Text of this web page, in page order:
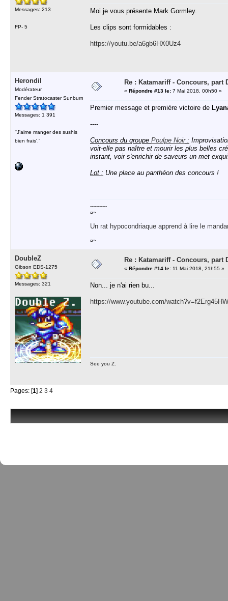
Messages: 213
FP- 5
Moi je vous présente Mark Gormley.
Les clips sont formidables :
https://youtu.be/a6gb6HX0Uz4
Herondil
Modérateur
Fender Stratocaster Sunburn
Messages: 1 391
''J'aime manger des sushis
bien frais'.'
Re : Katamariff - Concours, part
« Répondre #13 le: 7 Mai 2018, 00h50 »
Premier message et première victoire de
----
Concours du groupe Poulpe Noir:
voit-elle pas naître et mourir les plus belles
instant, voir s'enrichir de saveurs un met
Lot : Une place au panthéon des concours !
-----------
¤~
Un rat hypocondriaque apprend à lire le
¤~
DoubleZ
Gibson EDS-1275
Messages: 321
Re : Katamariff - Concours, part
« Répondre #14 le: 11 Mai 2018, 21h55 »
Non... je n'ai rien bu...
https://www.youtube.com/
See you Z.
Pages: [1] 2 3 4